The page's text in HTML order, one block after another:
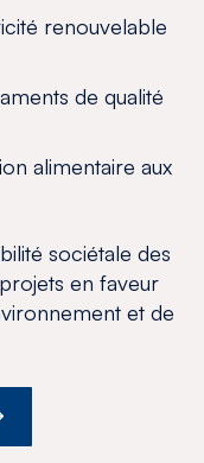
renouvelable
de qualité
alimentaire aux
sociétale des
en faveur
et de